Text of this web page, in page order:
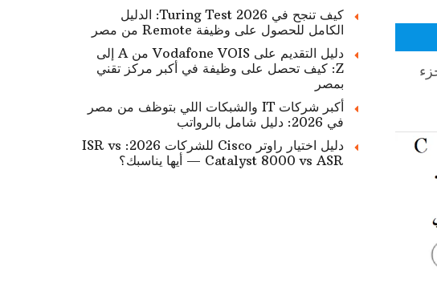
كيف تنجح في Turing Test 2026: الدليل
الكامل للحصول على وظيفة Remote من مصر
دليل التقديم على Vodafone VOIS من A إلى
Z: كيف تحصل على وظيفة في أكبر مركز تقني
بمصر
أكبر شركات IT والشبكات اللي بتوظف من مصر
في 2026: دليل شامل بالرواتب
دليل اختيار راوتر Cisco للشركات 2026: ISR vs
Catalyst 8000 vs ASR — أيها يناسبك؟